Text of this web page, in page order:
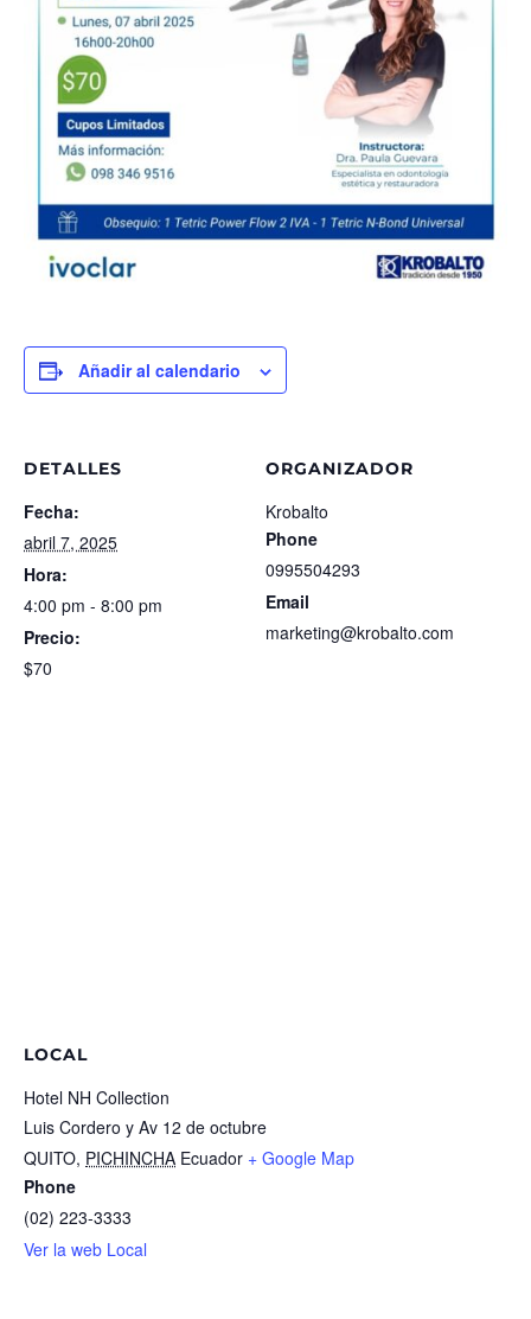
Añadir al calendario
DETALLES
Fecha:
abril 7, 2025
Hora:
4:00 pm - 8:00 pm
Precio:
$70
ORGANIZADOR
Krobalto
Phone
0995504293
Email
marketing@krobalto.com
LOCAL
Hotel NH Collection
Luis Cordero y Av 12 de octubre
QUITO, PICHINCHA Ecuador + Google Map
Phone
(02) 223-3333
Ver la web Local